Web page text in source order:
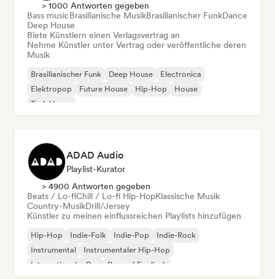
> 1000 Antworten gegeben
Bass musicBrasilianische MusikBrasilianischer FunkDance
Deep House
Biete Künstlern einen Verlagsvertrag an
Nehme Künstler unter Vertrag oder veröffentliche deren
Musik
Brasilianischer Funk Deep House
Electronica
Elektropop
Future House Hip-Hop
House
Tech House
ADAD Audio
Playlist-Kurator
> 4900 Antworten gegeben
Beats / Lo-fiChill / Lo-fi Hip-HopKlassische Musik
Country-MusikDrill/Jersey
Künstler zu meinen einflussreichen Playlists hinzufügen
Hip-Hop Indie-Folk Indie-Pop
Indie-Rock
Instrumental
Instrumentaler Hip-Hop
Internationaler Rap
Rap auf Englisch